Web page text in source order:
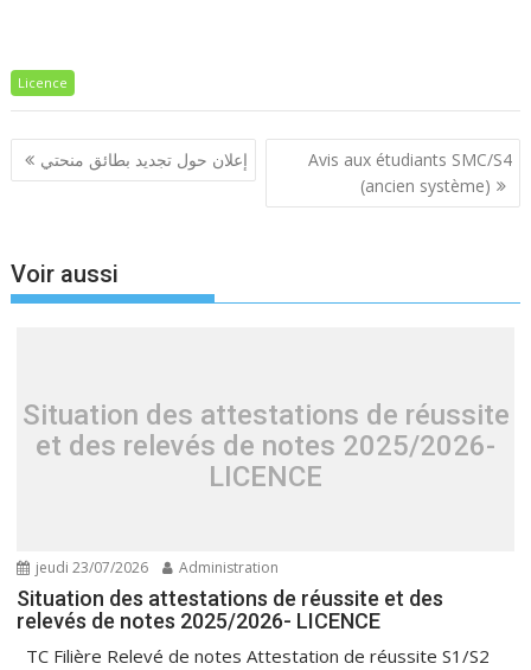
Licence
Navigation
de
إعلان حول تجديد بطائق منحتي
Avis aux étudiants SMC/S4
(ancien système)
Voir aussi
Situation des attestations de réussite
et des relevés de notes 2025/2026-
LICENCE
jeudi 23/07/2026 Administration
Situation des attestations de réussite et des
relevés de notes 2025/2026- LICENCE
TC Filière Relevé de notes Attestation de réussite S1/S2